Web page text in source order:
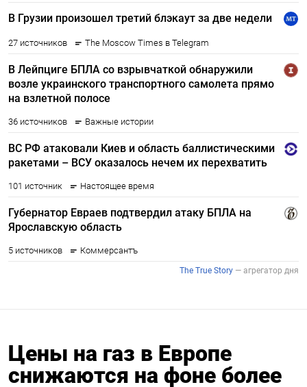
Цены на газ в Европе
снижаются на фоне более